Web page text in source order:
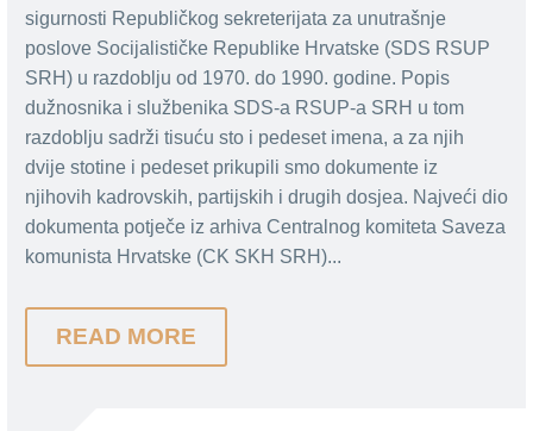
sigurnosti Republičkog sekreterijata za unutrašnje
poslove Socijalističke Republike Hrvatske (SDS RSUP
SRH) u razdoblju od 1970. do 1990. godine. Popis
dužnosnika i službenika SDS-a RSUP-a SRH u tom
razdoblju sadrži tisuću sto i pedeset imena, a za njih
dvije stotine i pedeset prikupili smo dokumente iz
njihovih kadrovskih, partijskih i drugih dosjea. Najveći dio
dokumenta potječe iz arhiva Centralnog komiteta Saveza
komunista Hrvatske (CK SKH SRH)...
READ MORE